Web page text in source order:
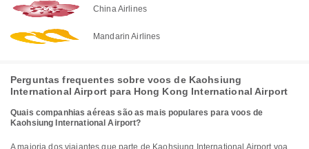
China Airlines
Mandarin Airlines
Perguntas frequentes sobre voos de Kaohsiung
International Airport para Hong Kong International Airport
Quais companhias aéreas são as mais populares para voos de
Kaohsiung International Airport?
A maioria dos viajantes que parte de Kaohsiung International Airport voa